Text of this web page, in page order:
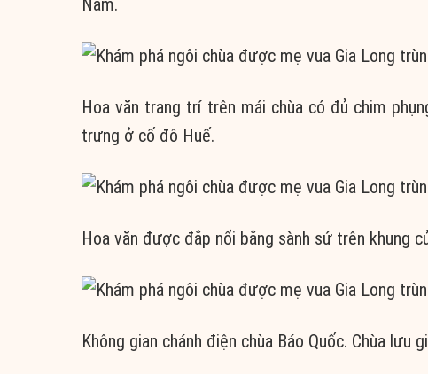
Hoa văn trang trí trên mái chùa có đủ chim
trưng ở cố đô Huế.
Hoa văn được đắp nổi bằng sành sứ trên khung
Không gian chánh điện chùa Báo Quốc. Chùa lưu